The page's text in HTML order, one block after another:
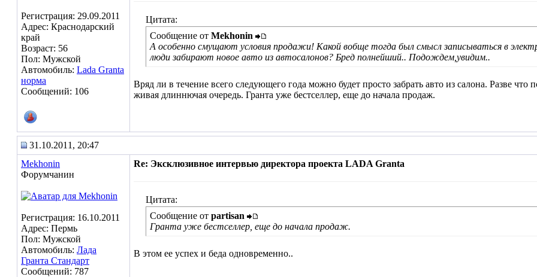
Регистрация: 29.09.2011
Адрес: Краснодарский
край
Возраст: 56
Пол: Мужской
Автомобиль: Lada Granta
норма
Сообщений: 106
Цитата:
Сообщение от Mekhonin
А особенно смущают условия продажи! Какой вобще тогда был смысл записываться в
люди забирают новое авто из автосалонов? Бред полнейший.. Подождем,увидим..
Вряд ли в течение всего следующего года можно будет просто забрать авто из салона. Разве
живая длиннючая очередь. Гранта уже бестселлер, еще до начала продаж.
31.10.2011, 20:47
Mekhonin
Форумчанин
Регистрация: 16.10.2011
Адрес: Пермь
Пол: Мужской
Автомобиль: Лада
Гранта Стандарт
Сообщений: 787
Re: Эксклюзивное интервью директора проекта LADA Granta
Цитата:
Сообщение от partisan
Гранта уже бестселлер, еще до начала продаж.
В этом ее успех и беда одновременно..